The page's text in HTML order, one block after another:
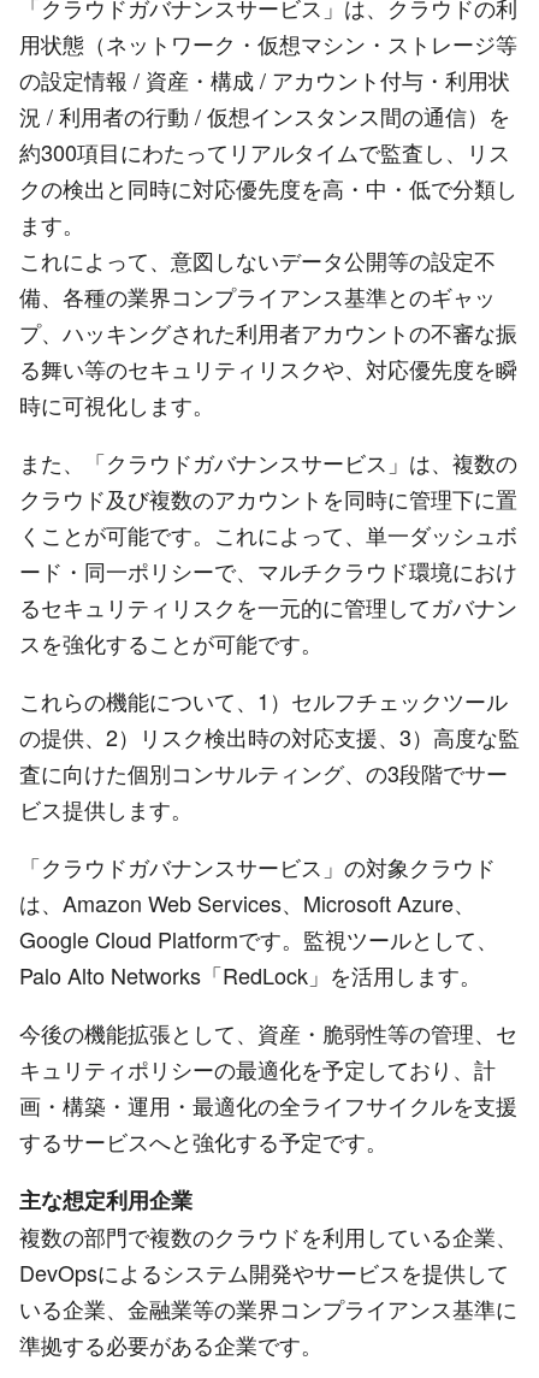
「クラウドガバナンスサービス」は、クラウドの利
用状態（ネットワーク・仮想マシン・ストレージ等
の設定情報 / 資産・構成 / アカウント付与・利用状
況 / 利用者の行動 / 仮想インスタンス間の通信）を
約300項目にわたってリアルタイムで監査し、リス
クの検出と同時に対応優先度を高・中・低で分類し
ます。
これによって、意図しないデータ公開等の設定不
備、各種の業界コンプライアンス基準とのギャッ
プ、ハッキングされた利用者アカウントの不審な振
る舞い等のセキュリティリスクや、対応優先度を瞬
時に可視化します。
また、「クラウドガバナンスサービス」は、複数の
クラウド及び複数のアカウントを同時に管理下に置
くことが可能です。これによって、単一ダッシュボ
ード・同一ポリシーで、マルチクラウド環境におけ
るセキュリティリスクを一元的に管理してガバナン
スを強化することが可能です。
これらの機能について、1）セルフチェックツール
の提供、2）リスク検出時の対応支援、3）高度な監
査に向けた個別コンサルティング、の3段階でサー
ビス提供します。
「クラウドガバナンスサービス」の対象クラウド
は、Amazon Web Services、Microsoft Azure、
Google Cloud Platformです。監視ツールとして、
Palo Alto Networks「RedLock」を活用します。
今後の機能拡張として、資産・脆弱性等の管理、セ
キュリティポリシーの最適化を予定しており、計
画・構築・運用・最適化の全ライフサイクルを支援
するサービスへと強化する予定です。
主な想定利用企業
複数の部門で複数のクラウドを利用している企業、
DevOpsによるシステム開発やサービスを提供して
いる企業、金融業等の業界コンプライアンス基準に
準拠する必要がある企業です。